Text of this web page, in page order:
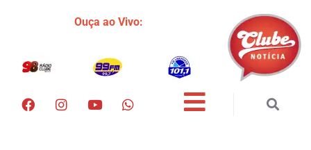
Ouça ao Vivo: